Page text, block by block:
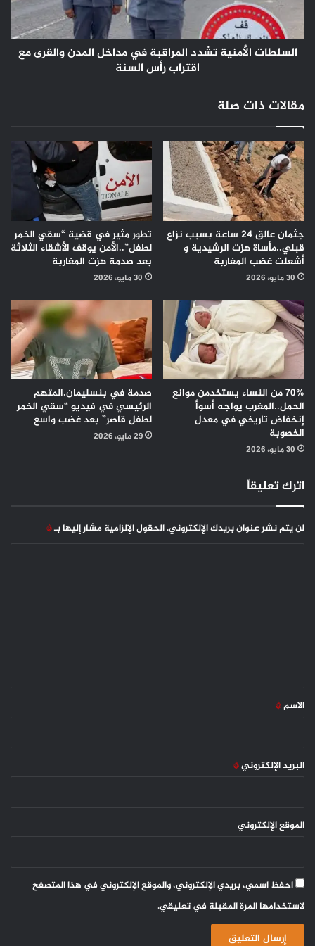
والقرى
مع
اقتراب
السلطات الأمنية تشدد المراقبة في مداخل المدن والقرى مع
اقتراب رأس السنة
مقالات ذات صلة
جثمان عالق 24 ساعة بسبب نزاع
قبلي..مأساة هزت الرشيدية و
أشعلت غضب المغاربة
30 مايو، 2026
تطور مثير في قضية “سقي الخمر
لطفل”..الأمن يوقف الأشقاء الثلاثة
بعد صدمة هزت المغاربة
30 مايو، 2026
70% من النساء يستخدمن موانع
الحمل..المغرب يواجه أسوأ
إنخفاض تاريخي في معدل
الخصوبة
30 مايو، 2026
صدمة في بنسليمان.المتهم
الرئيسي في فيديو “سقي الخمر
لطفل قاصر” بعد غضب واسع
29 مايو، 2026
اترك تعليقاً
لن يتم نشر عنوان بريدك الإلكتروني.الحقول الإلزامية مشار إليها بـ*
*
الاسم*
البريد الإلكتروني*
الموقع الإلكتروني
احفظ اسمي، بريدي الإلكتروني، والموقع الإلكتروني في هذا المتصفح
لاستخدامها المرة المقبلة في تعليقي.